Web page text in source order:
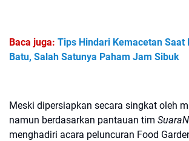
Baca juga: Tips Hindari Kemacetan Saat
Batu, Salah Satunya Paham Jam Sibuk
Meski dipersiapkan secara singkat oleh
namun berdasarkan pantauan tim
menghadiri acara peluncuran Food